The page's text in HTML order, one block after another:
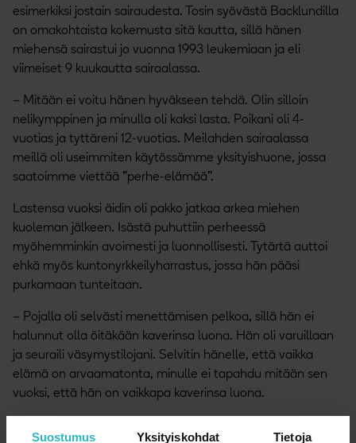
Suostumus Yksityiskohdat Tietoja
esimerkiksi jostain sairaudesta. Tosin syövästä Backlundilla
on omakohtaista kokemusta sitä kautta, sillä hänen
miehensä sairastui jo vuonna 1993 leukemiaan ja eli
viimeiset 9 kuukautta sairaalassa.
– Mitään ei voitu hänen hyväkseen tehdä. Olin silloin
nelikymppinen ja minulla oli kaksi lasta. Poikani oli 4-
vuotias ja tyttäreni 12-vuotias. Meilahden sairaalassa
meillä oli useimmiten käytössämme yksityishuone, jossa
saatoimme viettää ”perhe-elämää”.
Lastensa vuoksi äidin oli pakko jatkaa arkea miehen
kuoleman jälkeen. Isästä puhuttiin perheessä
myöhemminkin avoimesti ja luonnollisesti. Tytärtä auttoi
ehkä myös kuntonyrkkeilyharrastus, jossa hän pääsi
purkamaan tunteitaan.
– Pojalla oli selvästi menettämisen pelkoa, sillä hän ei
halunnut olla öitäkään kaverinsa luona. Hän oli varuillaan
ja seuraili väsymystilojani. Selvitin hänelle, että vaikka
elämä on arvaamatonta, minulle ei tapahdu mitään sen
vuoksi, että hän on vaikkapa kaverinsa luona.